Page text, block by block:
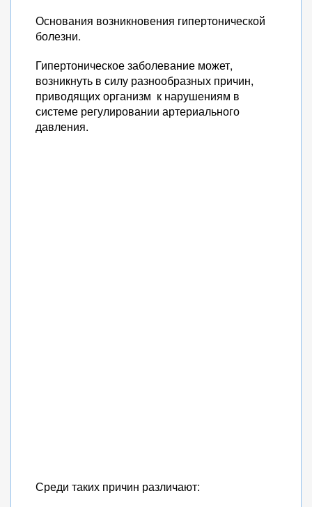
Основания возникновения гипертонической
болезни.
Гипертоническое заболевание может,
возникнуть в силу разнообразных причин,
приводящих организм к нарушениям в
системе регулировании артериального
давления.
Среди таких причин различают: